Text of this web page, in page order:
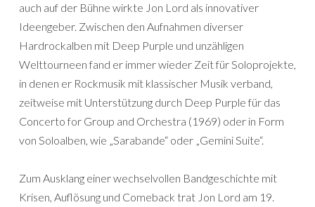
auch auf der Bühne wirkte Jon Lord als innovativer
Ideengeber. Zwischen den Aufnahmen diverser
Hardrockalben mit Deep Purple und unzähligen
Welttourneen fand er immer wieder Zeit für Soloprojekte,
in denen er Rockmusik mit klassischer Musik verband,
zeitweise mit Unterstützung durch Deep Purple für das
Concerto for Group and Orchestra (1969) oder in Form
von Soloalben, wie „Sarabande“ oder „Gemini Suite“.
Zum Ausklang einer wechselvollen Bandgeschichte mit
Krisen, Auflösung und Comeback trat Jon Lord am 19.